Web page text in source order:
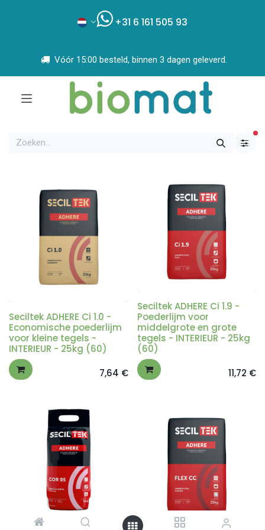
+31 6 161 505 93
Vóór 15:00 besteld, binnen 3 dagen geleverd.
Seciltek ADHERE Ci 1.0 -
Economische poederlijm
voor kleine tegels -
INTERIEUR - 25kg (60)
7,64 €
Seciltek ADHERE Ci 1.9 -
Poederlijm voor
middelgrote en grote
tegels - INTERIEUR - 25kg
(60)
11,72 €